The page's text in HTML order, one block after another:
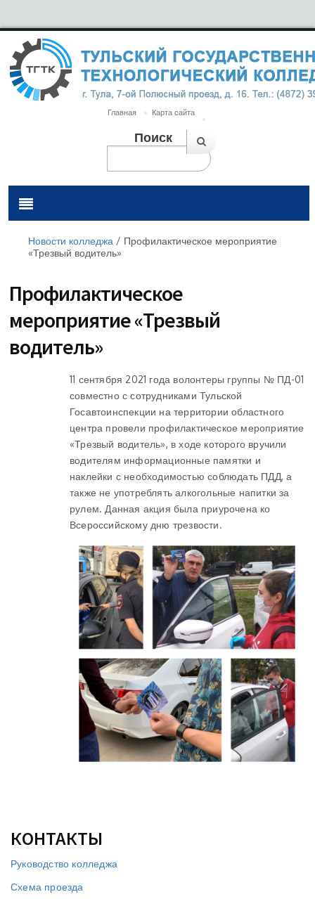
Главная Карта сайта
Поиск
Новости колледжа / Профилактическое мероприятие
«Трезвый водитель»
Профилактическое
мероприятие «Трезвый
водитель»
11 сентября 2021 года волонтеры группы № ПД-01
совместно с сотрудниками Тульской
Госавтоинспекции на территории областного
центра провели профилактическое мероприятие
«Трезвый водитель», в ходе которого вручили
водителям информационные памятки и
наклейки с необходимостью соблюдать ПДД, а
также не употреблять алкогольные напитки за
рулем. Данная акция была приурочена ко
Всероссийскому дню трезвости.
КОНТАКТЫ
Руководство колледжа
Схема проезда